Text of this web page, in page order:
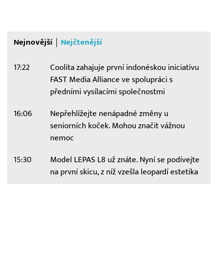
Nejnovější Nejčtenější
17:22
Coolita zahajuje první indonéskou iniciativu
FAST Media Alliance ve spolupráci s
předními vysílacími společnostmi
16:06
Nepřehlížejte nenápadné změny u
seniorních koček. Mohou značit vážnou
nemoc
15:30
Model LEPAS L8 už znáte. Nyní se podívejte
na první skicu, z níž vzešla leopardí estetika